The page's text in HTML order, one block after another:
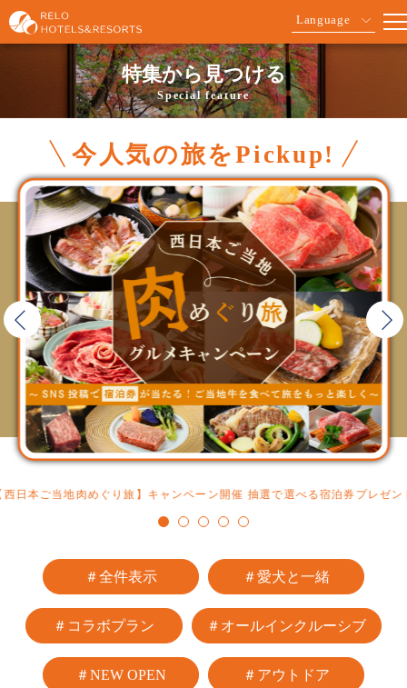
Language
特集から見つける
Special feature
今人気の旅をPickup!
西日本ご当地肉めぐり旅】キャンペーン開催 抽選で選べる宿泊券プレゼン
＃全件表示 ＃愛犬と一緒
＃コラボプラン ＃オールインクルーシブ
＃NEW OPEN ＃アウトドア